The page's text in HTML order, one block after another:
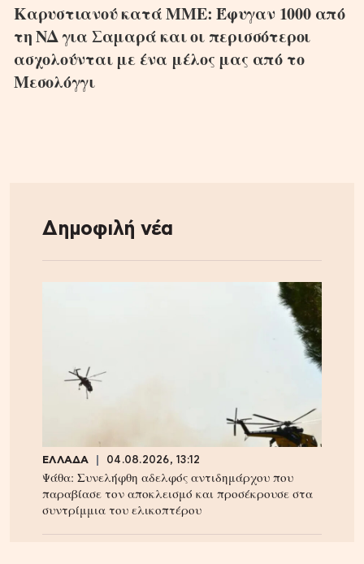
Καρυστιανού κατά ΜΜΕ: Έφυγαν 1000 από
τη ΝΔ για Σαμαρά και οι περισσότεροι
ασχολούνται με ένα μέλος μας από το
Μεσολόγγι
Δημοφιλή νέα
ΕΛΛΑΔΑ 04.08.2026, 13:12
Ψάθα: Συνελήφθη αδελφός αντιδημάρχου που
παραβίασε τον αποκλεισμό και προσέκρουσε στα
συντρίμμια του ελικοπτέρου